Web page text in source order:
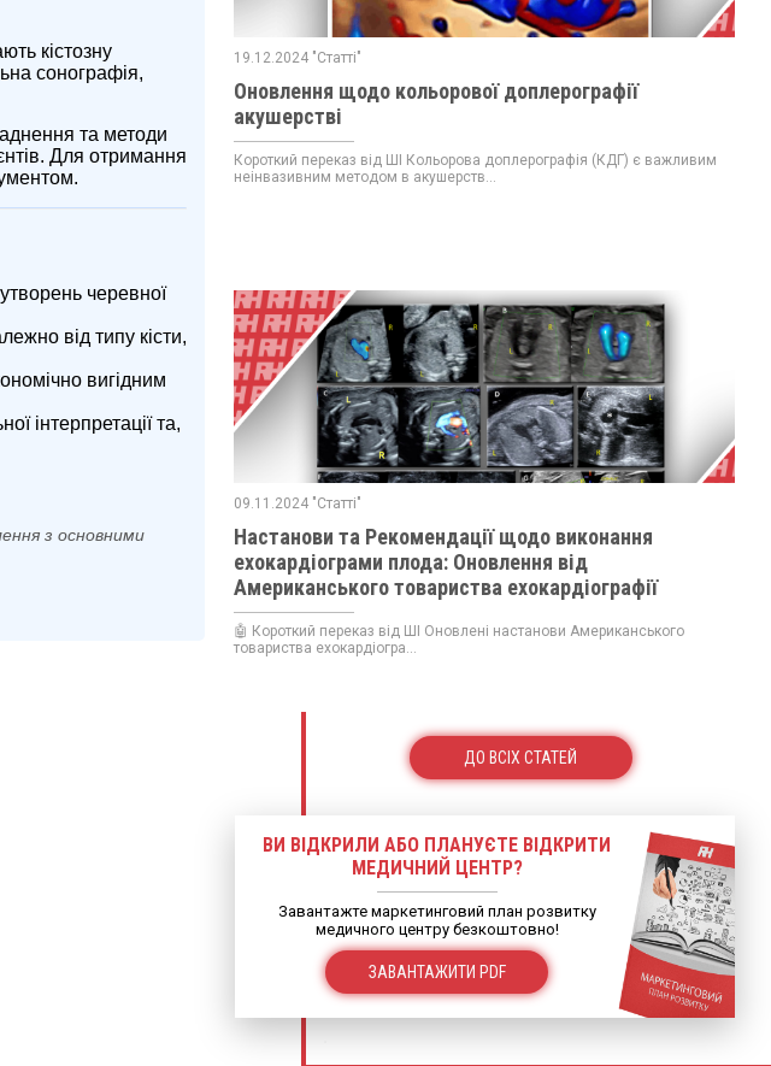
кістозну
сонографія,
та методи
Для отримання
черевної
від типу кісти,
вигідним
інтерпретації та,
з основними
19.12.2024 "Статті"
Оновлення щодо кольорової доплерографії
акушерстві
Короткий переказ від ШІ Кольорова доплерографія (КДГ) є важливим
неінвазивним методом в акушерств...
09.11.2024 "Статті"
Настанови та Рекомендації щодо виконання
ехокардіограми плода: Оновлення від
Американського товариства ехокардіографії
🤖 Короткий переказ від ШІ Оновлені настанови Американського
товариства ехокардіогра...
ДО ВСІХ СТАТЕЙ
ВИ ВІДКРИЛИ АБО ПЛАНУЄТЕ ВІДКРИТИ
МЕДИЧНИЙ ЦЕНТР?
Завантажте маркетинговий план розвитку
медичного центру безкоштовно!
ЗАВАНТАЖИТИ PDF